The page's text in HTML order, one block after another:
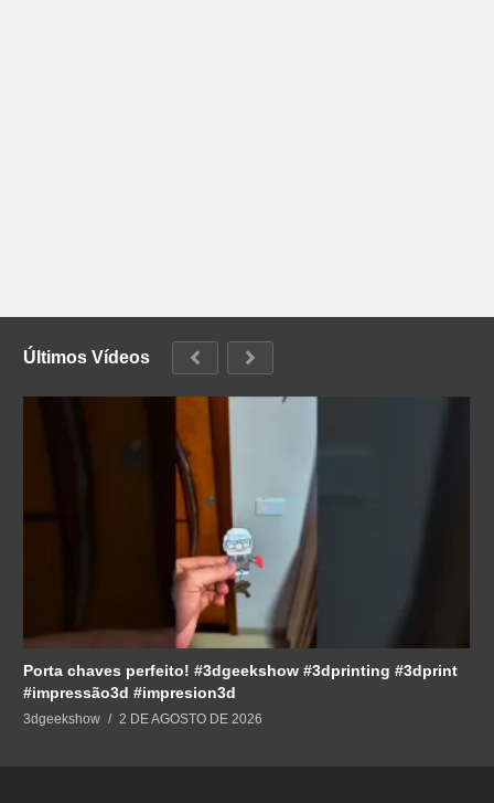
Últimos Vídeos
Porta chaves perfeito! #3dgeekshow #3dprinting #3dprint
#impressão3d #impresion3d
3dgeekshow 2 DE AGOSTO DE 2026